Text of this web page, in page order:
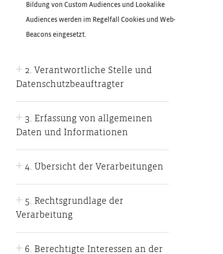
Bildung von Custom Audiences und Lookalike
Audiences werden im Regelfall Cookies und Web-
Beacons eingesetzt.
2. Verantwortliche Stelle und
Datenschutzbeauftragter
3. Erfassung von allgemeinen
Daten und Informationen
4. Übersicht der Verarbeitungen
5. Rechtsgrundlage der
Verarbeitung
6. Berechtigte Interessen an der